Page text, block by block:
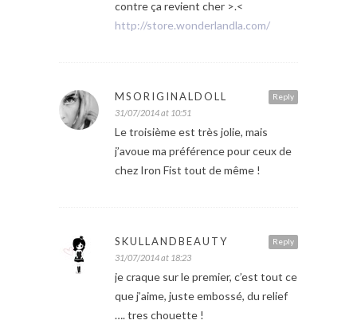
contre ça revient cher >.<
http://store.wonderlandla.com/
Reply
MSORIGINALDOLL
31/07/2014 at 10:51
Le troisième est très jolie, mais
j’avoue ma préférence pour ceux de
chez Iron Fist tout de même !
Reply
SKULLANDBEAUTY
31/07/2014 at 18:23
je craque sur le premier, c’est tout ce
que j’aime, juste embossé, du relief
…. tres chouette !